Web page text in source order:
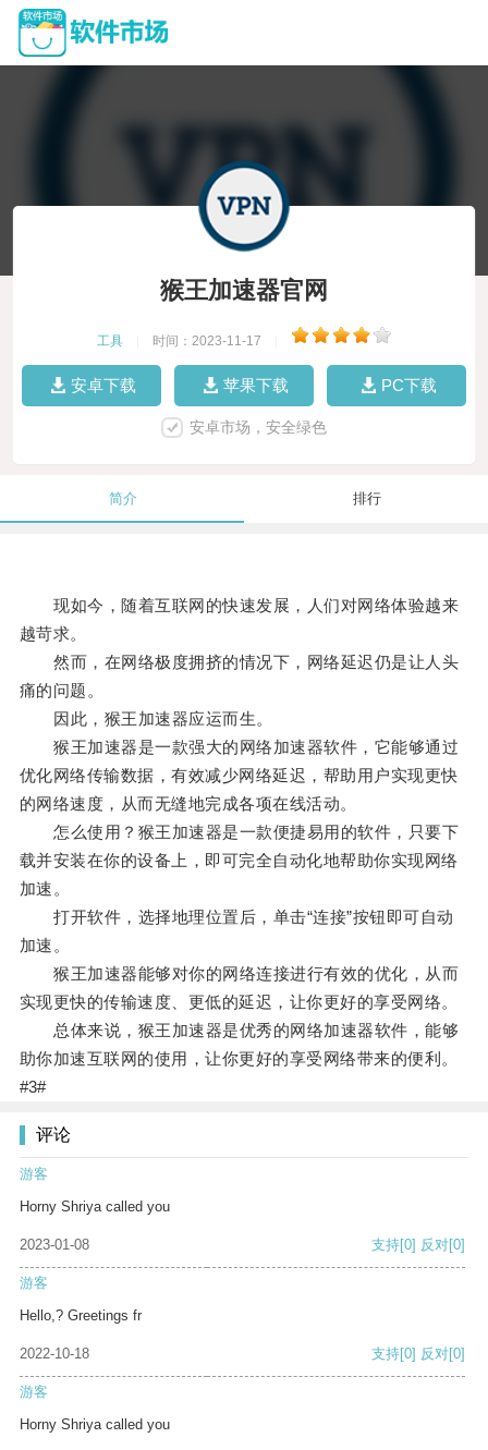
猴王加速器官网
工具 时间：2023-11-17
安卓下载 苹果下载 PC下载
安卓市场，安全绿色
简介 排行
现如今，随着互联网的快速发展，人们对网络体验越来
越苛求。
然而，在网络极度拥挤的情况下，网络延迟仍是让人头
痛的问题。
因此，猴王加速器应运而生。
猴王加速器是一款强大的网络加速器软件，它能够通过
优化网络传输数据，有效减少网络延迟，帮助用户实现更快
的网络速度，从而无缝地完成各项在线活动。
怎么使用？猴王加速器是一款便捷易用的软件，只要下
载并安装在你的设备上，即可完全自动化地帮助你实现网络
加速。
打开软件，选择地理位置后，单击“连接”按钮即可自动
加速。
猴王加速器能够对你的网络连接进行有效的优化，从而
实现更快的传输速度、更低的延迟，让你更好的享受网络。
总体来说，猴王加速器是优秀的网络加速器软件，能够
助你加速互联网的使用，让你更好的享受网络带来的便利。
#3#
评论
游客
Horny Shriya called you
2023-01-08 支持[0] 反对[0]
游客
Hello,? Greetings fr
2022-10-18 支持[0] 反对[0]
游客
Horny Shriya called you